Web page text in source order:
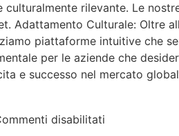
culturalmente rilevante. Le
Adattamento Culturale: Oltre
piattaforme intuitive che
per le aziende che
e successo nel mercato
disabilitati